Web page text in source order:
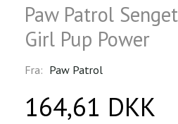
Paw Patrol
Girl Pup Power
Fra: Paw Patrol
164,61 DKK